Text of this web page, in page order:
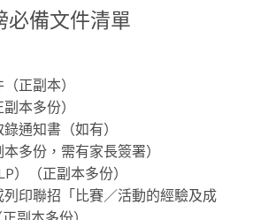
必備文件清單
正副本）
本多份）
通知書（如有）
多份，需有家長簽署）
）（正副本多份）
列印聯招「比賽／活動的經驗及成